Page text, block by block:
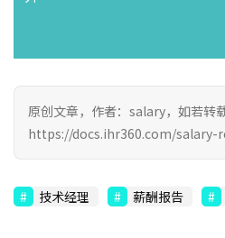
原创文章，作者：salary，如若转
https://docs.ihr360.com/salary-
技术经理 薪酬报告